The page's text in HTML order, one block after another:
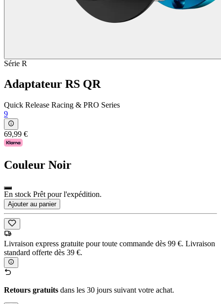
Série R
Adaptateur RS QR
Quick Release Racing & PRO Series
9
69,99 €
Couleur Noir
En stock Prêt pour l'expédition.
Ajouter au panier
Livraison express gratuite pour toute commande dès 99 €. Livraison
standard offerte dès 39 €.
Retours gratuits dans les 30 jours suivant votre achat.